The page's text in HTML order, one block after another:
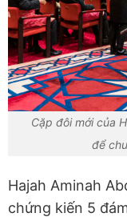
Cặp đôi mới của
để
Hajah Aminah
chứng kiến 5